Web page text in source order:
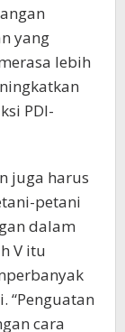
yang
lebih
PDI-
juga harus
petani
dalam
V itu
“Penguatan
cara